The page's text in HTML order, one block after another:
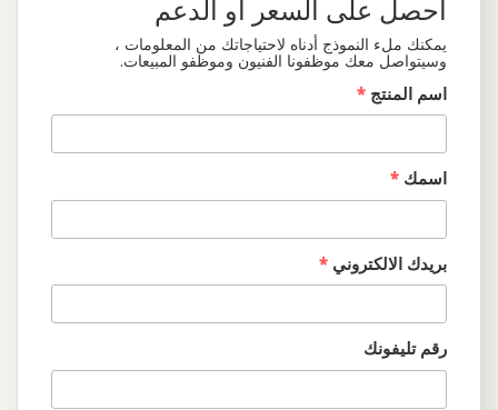
احصل على السعر أو الدعم
يمكنك ملء النموذج أدناه لاحتياجاتك من المعلومات ،
وسيتواصل معك موظفونا الفنيون وموظفو المبيعات.
اسم المنتج *
اسمك *
بريدك الالكتروني *
رقم تليفونك